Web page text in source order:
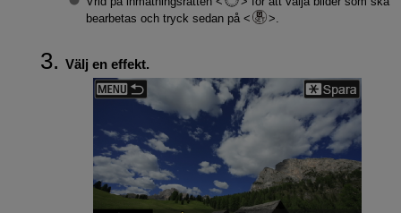
bearbetas och tryck sedan på
.
Välj en effekt.